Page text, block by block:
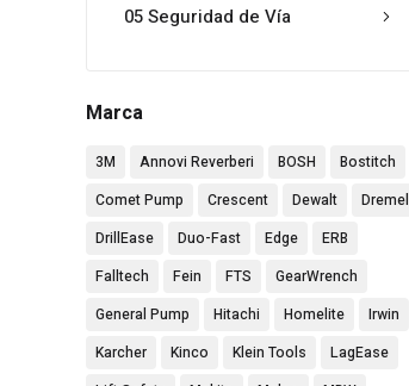
05 Seguridad de Vía
Marca
3M Annovi Reverberi BOSH
Bostitch
Comet Pump
Crescent Dewalt
Dremel
DrillEase
Duo-Fast Edge
ERB
Falltech
Fein FTS
GearWrench
General Pump
Hitachi Homelite
Irwin
Karcher
Kinco Klein Tools
LagEase